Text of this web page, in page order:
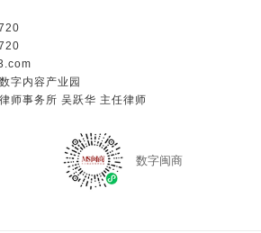
字内容产业园
师事务所 吴跃华 主任律师
数字闽商